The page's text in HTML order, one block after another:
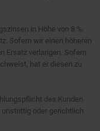
in Höhe von 8 %
Sofern wir einen höheren
Ersatz verlangen. Sofern
hat er diesen zu
des Kunden
oder gerichtlich